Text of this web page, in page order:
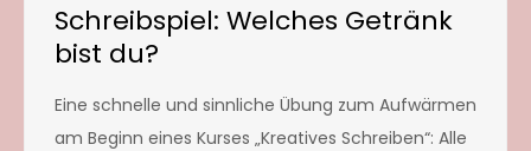
Schreibspiel: Welches Getränk
bist du?
Eine schnelle und sinnliche Übung zum Aufwärmen
am Beginn eines Kurses „Kreatives Schreiben“: Alle